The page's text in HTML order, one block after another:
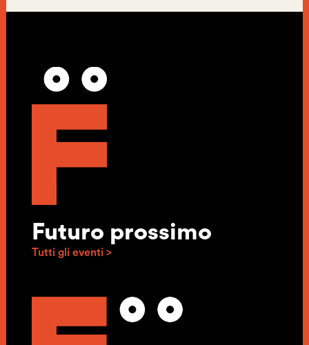
Futuro prossimo
Tutti gli eventi >